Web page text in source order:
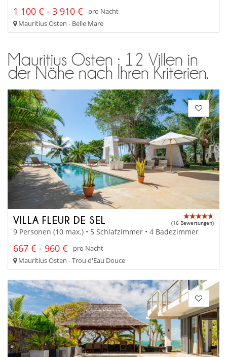
1 100 € - 3 910 €
pro Nacht
Mauritius Osten - Belle Mare
Mauritius Osten : 12 Villen in
der Nähe nach Ihren Kriterien.
VILLA FLEUR DE SEL (16 Bewertungen)
9 Personen (10 max.) • 5 Schlafzimmer • 4 Badezimmer
667 € - 960 €
pro Nacht
Mauritius Osten - Trou d'Eau Douce